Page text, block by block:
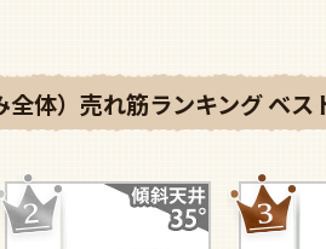
全体）売れ筋ランキング ベス